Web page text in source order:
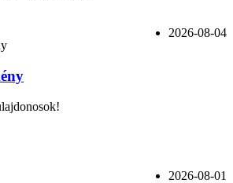
2026-08-04
2026-08-01